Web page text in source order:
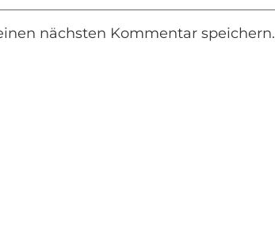
nächsten Kommentar speichern.